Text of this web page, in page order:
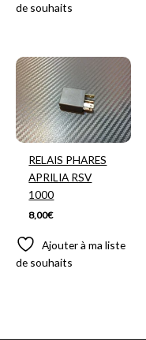
de souhaits
RELAIS PHARES
APRILIA RSV
1000
8,00€
Ajouter à ma liste
de souhaits